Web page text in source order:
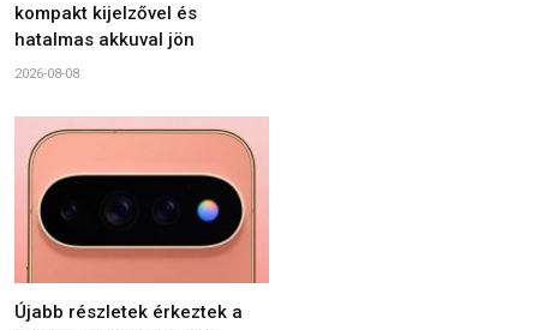
kompakt kijelzővel és
hatalmas akkuval jön
2026-08-08
Újabb részletek érkeztek a